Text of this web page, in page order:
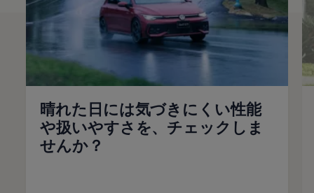
晴れた日には気づきにくい性能
や扱いやすさを、チェックしま
せんか？